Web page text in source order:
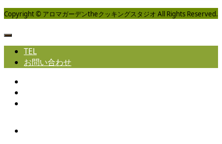
Copyright © アロマガーデンtheクッキングスタジオ All Rights Reserved.
TEL
お問い合わせ